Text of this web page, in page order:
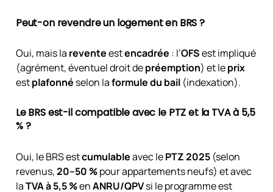
Peut-on revendreun logement en BRS ?
Oui, mais la reventeestencadrée : l’OFSest impliqué
(agrément, éventuel droit depréemption) et leprix
estplafonné selon laformule du bail(indexation).
LeBRSest-ilcompatibleavec le PTZet la TVA à 5,5
%?
Oui, le BRS estcumulableavec lePTZ 2025(selon
revenus,20–50 %pour appartements neufs) et avec
laTVA à 5,5 %enANRU/QPVsi le programme est